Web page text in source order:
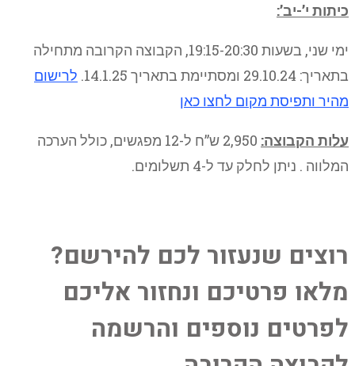
כיתות י’-יב’:
ימי שני, בשעות 19:15-20:30, הקבוצה הקרובה מתחילה
בתאריך: 29.10.24 ומסתיימת בתאריך 14.1.25.
לרישום
מהיר ותפיסת מקום לחצו כאן
עלות הקבוצה:
2,950 ש”ח ל-12 מפגשים, כולל הערכה
המלווה . ניתן לחלק עד ל-4 תשלומים.
רוצים שנעזור לכם להירשם?
מלאו פרטיכם ונחזור אליכם
לפרטים נוספים והרשמה